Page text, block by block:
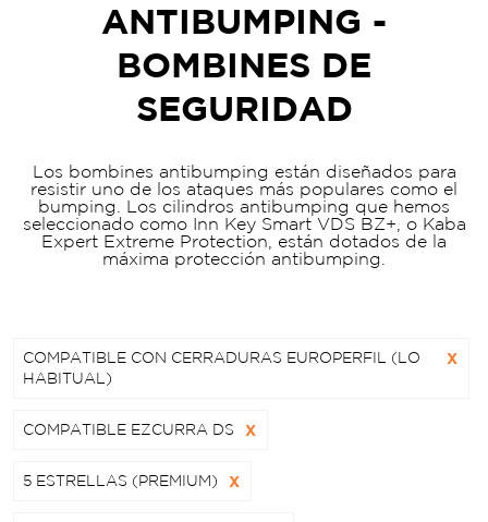
ANTIBUMPING -
BOMBINES DE
SEGURIDAD
Los bombines antibumping están diseñados para
resistir uno de los ataques más populares como el
bumping. Los cilindros antibumping que hemos
seleccionado como Inn Key Smart VDS BZ+, o Kaba
Expert Extreme Protection, están dotados de la
máxima protección antibumping.
COMPATIBLE CON CERRADURAS EUROPERFIL (LO
HABITUAL)
X
COMPATIBLE EZCURRA DS X
5 ESTRELLAS (PREMIUM) X